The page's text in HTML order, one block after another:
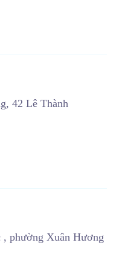
42 Lê Thành
phường Xuân Hương